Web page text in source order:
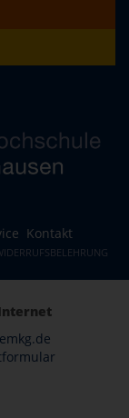
Kontakt